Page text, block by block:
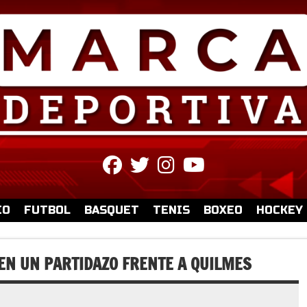
fab
fa-
facebook
fab
fa-
twitter
fab
fa-
instagram
fa-
youtube
FUTBOL BASQUET TENIS BOXEO HOCKEY
UN PARTIDAZO FRENTE A QUILMES